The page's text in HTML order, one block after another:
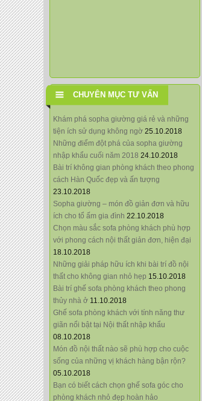
CHUYÊN MỤC TƯ VẤN
Khám phá sopha giường giá rẻ và những
tiện ích sử dụng không ngờ 25.10.2018
Những điểm đột phá của sopha giường
nhập khẩu cuối năm 2018 24.10.2018
Bài trí không gian phòng khách theo phong
cách Hàn Quốc đẹp và ấn tượng
23.10.2018
Sopha giường – món đồ giản đơn và hữu
ích cho tổ ấm gia đình 22.10.2018
Chọn màu sắc sofa phòng khách phù hợp
với phong cách nội thất giản đơn, hiện đại
18.10.2018
Những giải pháp hữu ích khi bài trí đồ nội
thất cho không gian nhỏ hẹp 15.10.2018
Bài trí ghế sofa phòng khách theo phong
thủy nhà ở 11.10.2018
Ghế sofa phòng khách với tính năng thư
giãn nổi bật tại Nội thất nhập khẩu
08.10.2018
Món đồ nội thất nào sẽ phù hợp cho cuộc
sống của những vị khách hàng bận rộn?
05.10.2018
Bạn có biết cách chọn ghế sofa góc cho
phòng khách nhỏ đẹp hoàn hảo